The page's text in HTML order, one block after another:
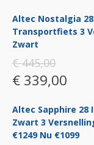
Altec Nostalgia
Transportfiets 3
Zwart
€ 445,00
€ 339,00
Altec Sapphire 28
Zwart 3
€1249 Nu €1099